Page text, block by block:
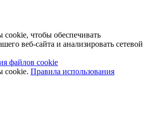
чтобы обеспечивать
веб-сайта и анализировать сетевой
файлов cookie
cookie. Правила использования